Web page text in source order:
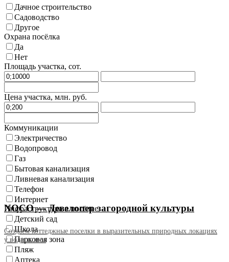
Дачное строительство
Садоводство
Другое
Охрана посёлка
Да
Нет
Площадь участка, сот.
Цена участка, млн. руб.
Коммуникации
Электричество
Водопровод
Газ
Бытовая канализация
Ливневая канализация
Телефон
Интернет
Инфраструктура в посёлке
Детский сад
Школа
Парковая зона
Пляж
Аптека
NOCO — Девелопер загородной культуры
Создаем коттеджные поселки в выразительных природных локациях
у воды и леса